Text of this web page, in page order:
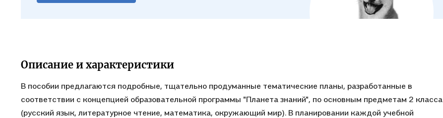
Описание и характеристики
В пособии предлагаются подробные, тщательно продуманные тематические планы, разработанные в
соответствии с концепцией образовательной программы "Планета знаний", по основным предметам 2 класса
(русский язык, литературное чтение, математика, окружающий мир). В планировании каждой учебной